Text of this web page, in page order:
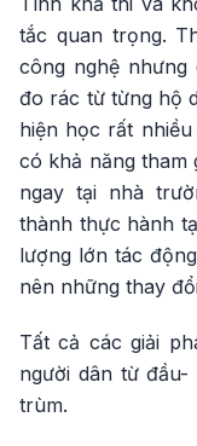
tắc quan trọng.
công nghệ
đo rác từ từng hộ
hiện học rất
có khả năng tham
ngay tại nhà
thành thực hành
lượng lớn tác
nên những thay
Tất cả các giải
người dân từ
trùm.